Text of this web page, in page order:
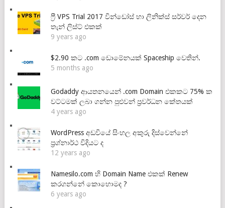
ෆ්‍රී VPS Trial 2017 වින්ඩෝස් හා ලිනික්ස් සර්වර් දෙන
තැන් ලිස්ට් එකක්
9 years ago
$2.90 කට .com ඩොමේනයක් Spaceship වෙතින්.
5 months ago
Godaddy ආයතනයෙන් .com Domain එකකට 75% ක
වට්ටමක් ලබා ගන්න පුළුවන් ප්‍රවර්ධන කේතයක්
4 years ago
WordPress අඩවියේ සිංහල අකුරු දිස්වෙන්නේ
ප්‍රශ්නාර්ථ විදියට ද
12 years ago
Namesilo.com හි Domain Name එකක් Renew
කරගන්නේ කොහොමද ?
6 years ago